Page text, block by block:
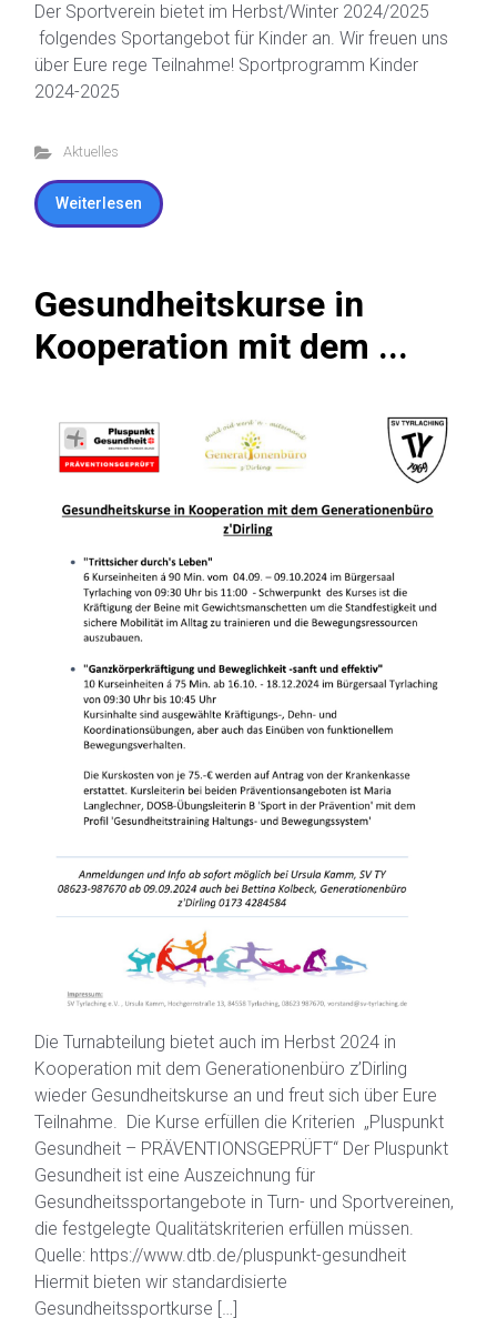
Der Sportverein bietet im Herbst/Winter 2024/2025
folgendes Sportangebot für Kinder an. Wir freuen uns
über Eure rege Teilnahme! Sportprogramm Kinder
2024-2025
Aktuelles
Weiterlesen
Gesundheitskurse in
Kooperation mit dem ...
Die Turnabteilung bietet auch im Herbst 2024 in
Kooperation mit dem Generationenbüro z’Dirling
wieder Gesundheitskurse an und freut sich über Eure
Teilnahme. Die Kurse erfüllen die Kriterien „Pluspunkt
Gesundheit – PRÄVENTIONSGEPRÜFT“ Der Pluspunkt
Gesundheit ist eine Auszeichnung für
Gesundheitssportangebote in Turn- und Sportvereinen,
die festgelegte Qualitätskriterien erfüllen müssen.
Quelle: https://www.dtb.de/pluspunkt-gesundheit
Hiermit bieten wir standardisierte
Gesundheitssportkurse […]